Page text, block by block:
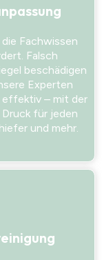
Fachwissen
Falsch
beschädigen
Experten
effektiv – mit der
für jeden
und mehr.